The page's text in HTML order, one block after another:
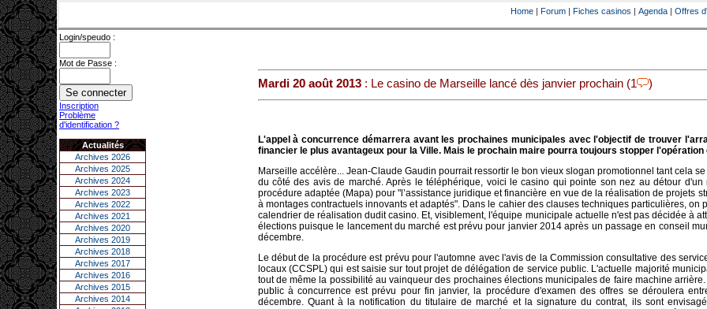
Home | Forum | Fiches casinos | Agenda | Offres
Login/speudo :
Mot de Passe :
Inscription
Problème
d'identification ?
Actualités
Archives 2026
Archives 2025
Archives 2024
Archives 2023
Archives 2022
Archives 2021
Archives 2020
Archives 2019
Archives 2018
Archives 2017
Archives 2016
Archives 2015
Archives 2014
Mardi 20 août 2013: Le casino de Marseille lancé dès janvier prochain (1 )
L'appel à concurrence démarrera avant les prochaines municipales avec l'objectif de trouver
financier le plus avantageux pour la Ville. Mais le prochain maire pourra toujours stopper l'opération
Marseille accélère... Jean-Claude Gaudin pourrait ressortir le bon vieux slogan promotionnel tant cela
du côté des avis de marché. Après le téléphérique, voici le casino qui pointe son nez au détour d'un
procédure adaptée (Mapa) pour "l’assistance juridique et financière en vue de la réalisation de projets
à montages contractuels innovants et adaptés". Dans le cahier des clauses techniques particulières, on
calendrier de réalisation dudit casino. Et, visiblement, l'équipe municipale actuelle n'est pas décidée à
élections puisque le lancement du marché est prévu pour janvier 2014 après un passage en conseil
décembre.
Le début de la procédure est prévu pour l'automne avec l'avis de la Commission consultative des
locaux (CCSPL) qui est saisie sur tout projet de délégation de service public. L'actuelle majorité
tout de même la possibilité au vainqueur des prochaines élections municipales de faire machine arrière.
public à concurrence est prévu pour fin janvier, la procédure d'examen des offres se déroulera
décembre. Quant à la notification du titulaire de marché et la signature du contrat, ils sont